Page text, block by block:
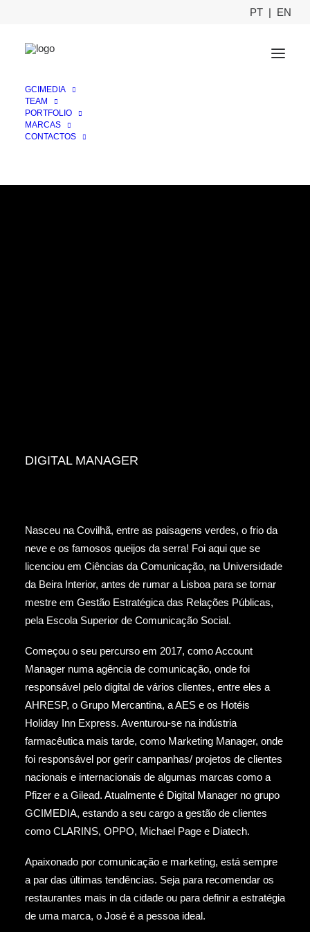
PT | EN
GCIMEDIA
TEAM
PORTFOLIO
MARCAS
CONTACTOS
DIGITAL MANAGER
Nasceu na Covilhã, entre as paisagens verdes, o frio da
neve e os famosos queijos da serra! Foi aqui que se
licenciou em Ciências da Comunicação, na Universidade
da Beira Interior, antes de rumar a Lisboa para se tornar
mestre em Gestão Estratégica das Relações Públicas,
pela Escola Superior de Comunicação Social.
Começou o seu percurso em 2017, como Account
Manager numa agência de comunicação, onde foi
responsável pelo digital de vários clientes, entre eles a
AHRESP, o Grupo Mercantina, a AES e os Hotéis
Holiday Inn Express. Aventurou-se na indústria
farmacêutica mais tarde, como Marketing Manager, onde
foi responsável por gerir campanhas/ projetos de clientes
nacionais e internacionais de algumas marcas como a
Pfizer e a Gilead. Atualmente é Digital Manager no grupo
GCIMEDIA, estando a seu cargo a gestão de clientes
como CLARINS, OPPO, Michael Page e Diatech.
Apaixonado por comunicação e marketing, está sempre
a par das últimas tendências. Seja para recomendar os
restaurantes mais in da cidade ou para definir a estratégia
de uma marca, o José é a pessoa ideal.